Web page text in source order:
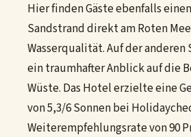
Hier finden Gäste ebenfalls
Sandstrand direkt am Roten
Wasserqualität. Auf der
ein traumhafter Anblick auf die
Wüste. Das Hotel erzielte eine
von 5,3/6 Sonnen bei
Weiterempfehlungsrate von 90